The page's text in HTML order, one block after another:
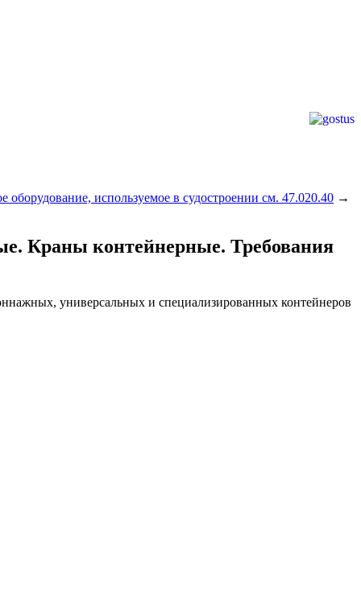
используемое в судостроении см. 47.020.40 →
Краны контейнерные. Требования
универсальных и специализированных контейнеров